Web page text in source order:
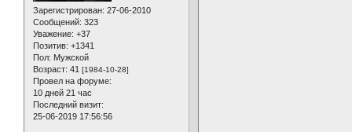
Зарегистрирован: 27-06-2010
Сообщений: 323
Уважение: +37
Позитив: +1341
Пол: Мужской
Возраст: 41 [1984-10-28]
Провел на форуме:
10 дней 21 час
Последний визит:
25-06-2019 17:56:56